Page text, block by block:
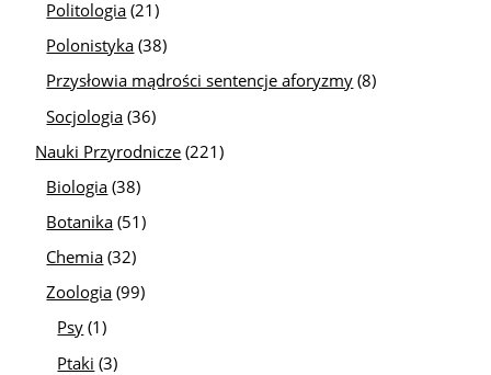
Politologia (21)
Polonistyka (38)
Przysłowia mądrości sentencje aforyzmy (8)
Socjologia (36)
Nauki Przyrodnicze (221)
Biologia (38)
Botanika (51)
Chemia (32)
Zoologia (99)
Psy (1)
Ptaki (3)